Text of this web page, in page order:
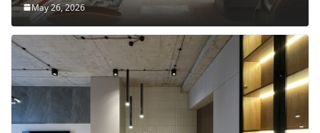
May 26, 2026